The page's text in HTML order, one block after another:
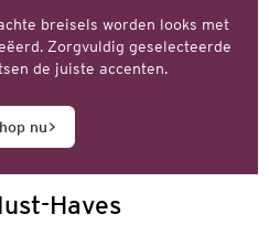
breisels worden looks met
Zorgvuldig geselecteerde
de juiste accenten.
nu
Haves